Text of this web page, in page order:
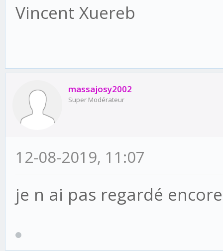
Vincent Xuereb
massajosy2002
Super Modérateur
12-08-2019, 11:07
je n ai pas regardé encore